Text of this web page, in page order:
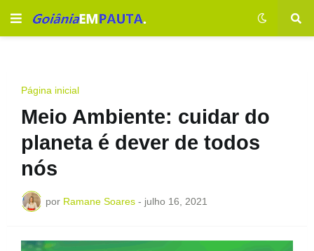
Página inicial
Meio Ambiente: cuidar do
planeta é dever de todos
nós
por Ramane Soares - julho 16, 2021